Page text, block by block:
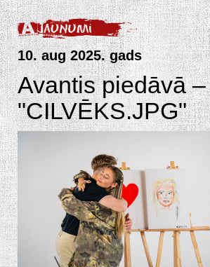
10. aug 2025. gads
Avantis piedāvā
"CILVĒKS.JPG"